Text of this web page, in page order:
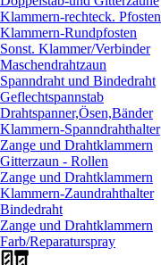
Klammern-rechteck. Pfosten
Klammern-Rundpfosten
Sonst. Klammer/Verbinder
Maschendrahtzaun
Spanndraht und Bindedraht
Geflechtspannstab
Drahtspanner,Ösen,Bänder
Klammern-Spanndrahthalter
Zange und Drahtklammern
Gitterzaun - Rollen
Zange und Drahtklammern
Klammern-Zaundrahthalter
Bindedraht
Zange und Drahtklammern
Farb/Reparaturspray